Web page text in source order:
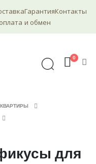
Гарантия
и обмен
Контакты
0
для